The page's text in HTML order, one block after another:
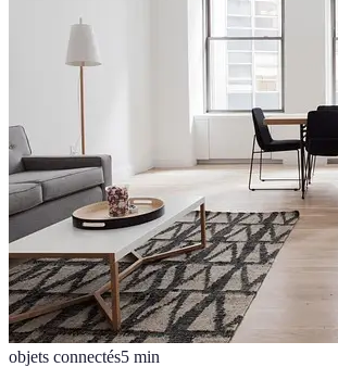
objets connectés5 min